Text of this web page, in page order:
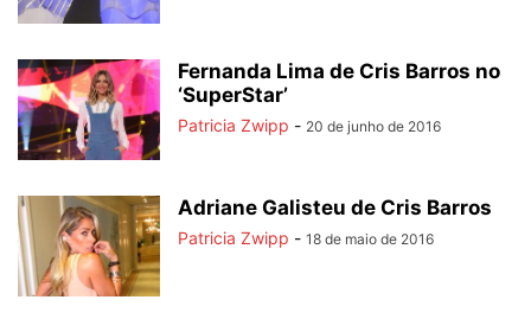
Fernanda Lima de Cris Barros no
‘SuperStar’
Patricia Zwipp - 20 de junho de 2016
Adriane Galisteu de Cris Barros
Patricia Zwipp - 18 de maio de 2016